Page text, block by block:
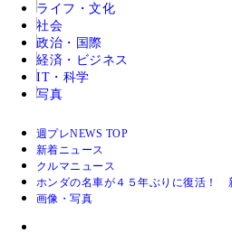
ライフ・文化
社会
政治・国際
経済・ビジネス
IT・科学
写真
週プレNEWS TOP
新着ニュース
クルマニュース
ホンダの名車が４５年ぶりに復活！
画像・写真